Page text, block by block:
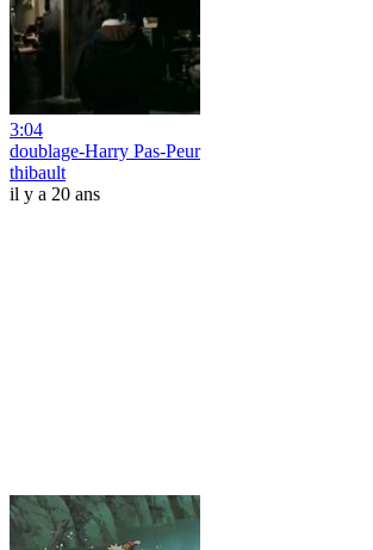
3:04
doublage-Harry Pas-Peur
thibault
il y a 20 ans